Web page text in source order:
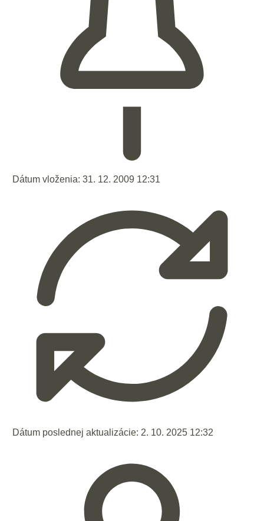
Dátum vloženia: 31. 12. 2009 12:31
Dátum poslednej aktualizácie: 2. 10. 2025 12:32